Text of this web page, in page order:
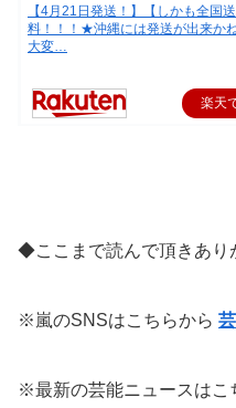
【4月21日発送！】【しかも全国
料！！！★沖縄には発送が出来かね
大変…
楽天
◆ここまで読んで頂きあ
※嵐のSNSはこちらから
※最新の芸能ニュースはこ